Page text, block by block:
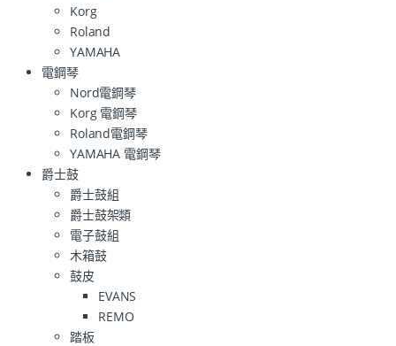
Korg
Roland
YAMAHA
電鋼琴
Nord電鋼琴
Korg 電鋼琴
Roland電鋼琴
YAMAHA 電鋼琴
爵士鼓
爵士鼓組
爵士鼓架類
電子鼓組
木箱鼓
鼓皮
EVANS
REMO
踏板